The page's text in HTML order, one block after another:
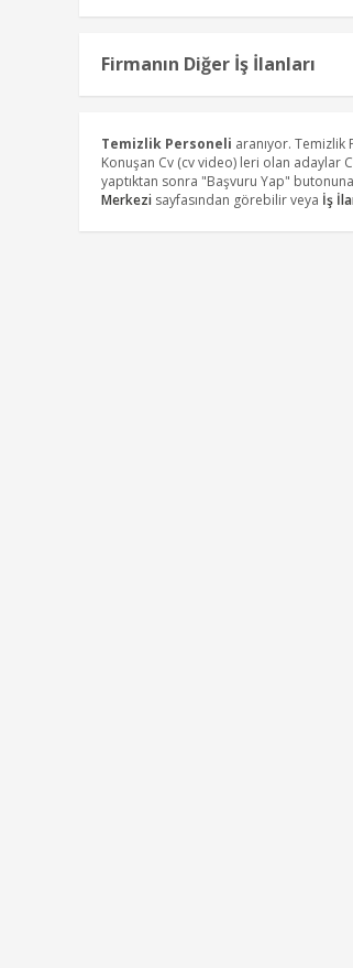
Firmanın Diğer İş İlanları
Temizlik Personeli aranıyor.
Konuşan Cv (cv video) leri olan adaylar
yaptıktan sonra "Başvuru Yap"
Merkezi sayfasından görebilir veya İş